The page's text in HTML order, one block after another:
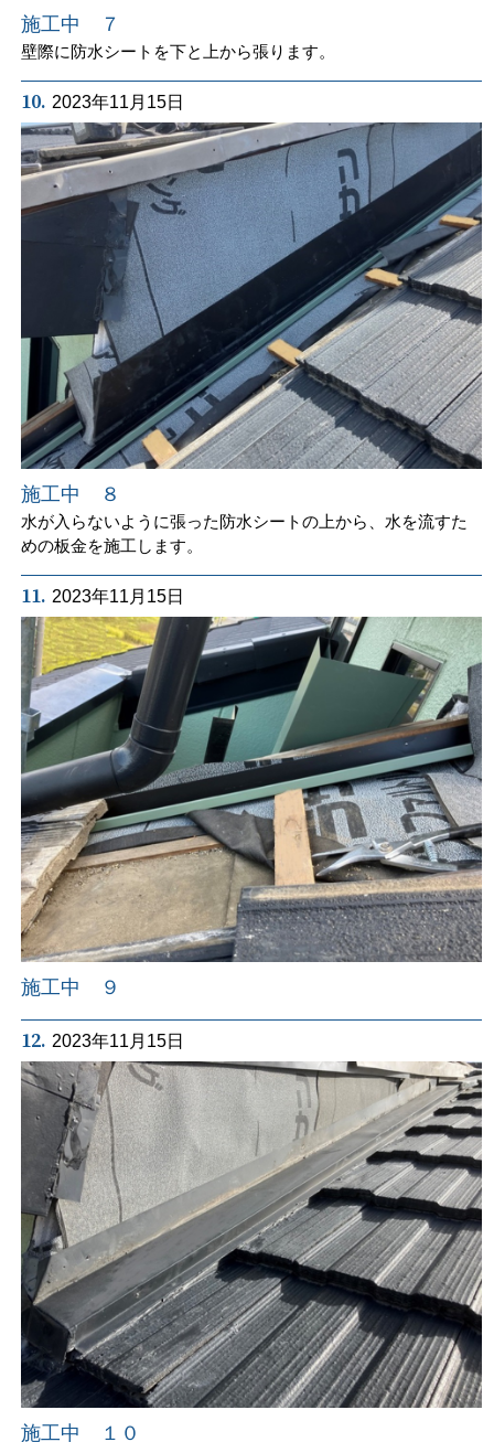
施工中 ７
壁際に防水シートを下と上から張ります。
10. 2023年11月15日
施工中 ８
水が入らないように張った防水シートの上から、水を流すた
めの板金を施工します。
11. 2023年11月15日
施工中 ９
12. 2023年11月15日
施工中 １０